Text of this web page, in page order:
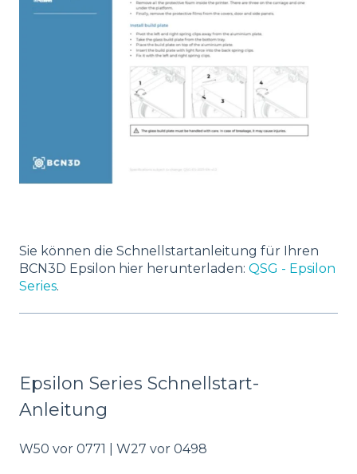
Sie können die Schnellstartanleitung für Ihren
BCN3D Epsilon hier herunterladen: QSG - Epsilon
Series.
Epsilon Series Schnellstart-
Anleitung
W50 vor 0771 | W27 vor 0498